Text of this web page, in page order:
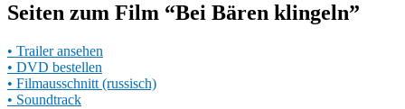
Seiten zum Film “Bei Bären klingeln”
• Trailer ansehen
• DVD bestellen
• Filmausschnitt (russisch)
• Soundtrack